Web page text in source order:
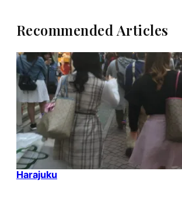
Recommended Articles
Harajuku